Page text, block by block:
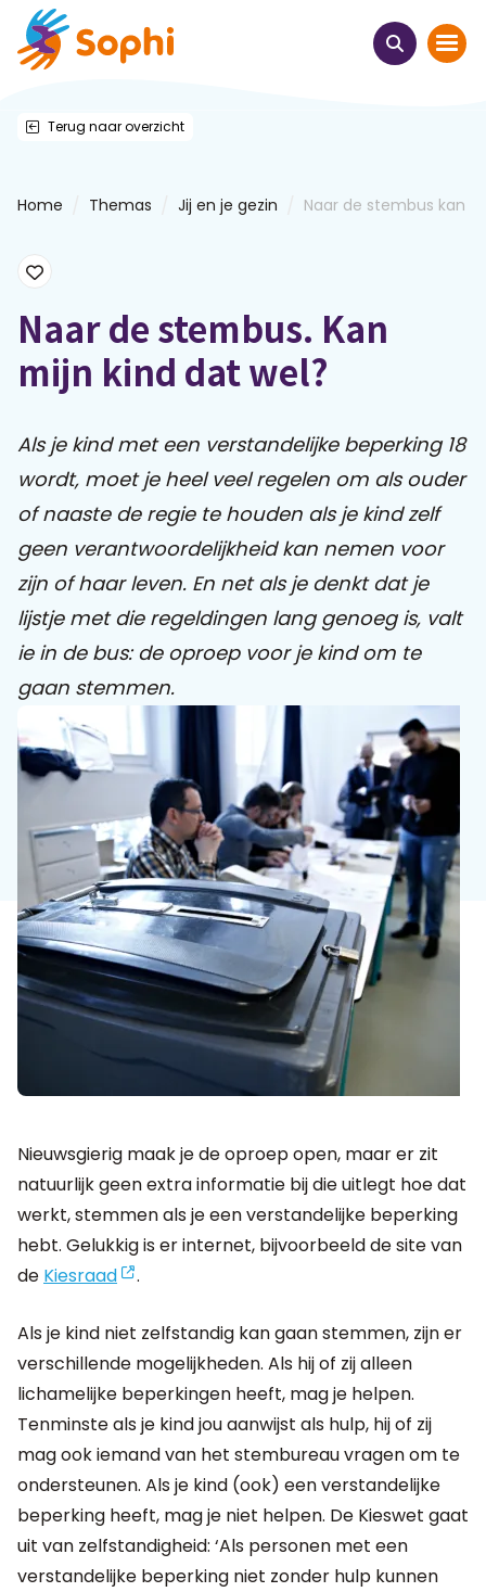
Thema's
Webinars
Themabijeenkomsten
Praat mee
Clientdossier Wiki
Mijn
Sophi
Over
Sophi
Contact
Terug naar overzicht
Home Themas Jij en je gezin Naar de stembus kan
Naar de stembus. Kan
mijn kind dat wel?
Als je kind met een verstandelijke beperking 18
wordt, moet je heel veel regelen om als ouder
of naaste de regie te houden als je kind zelf
geen verantwoordelijkheid kan nemen voor
zijn of haar leven. En net als je denkt dat je
lijstje met die regeldingen lang genoeg is, valt
ie in de bus: de oproep voor je kind om te
gaan stemmen.
Nieuwsgierig maak je de oproep open, maar er zit
natuurlijk geen extra informatie bij die uitlegt hoe dat
werkt, stemmen als je een verstandelijke beperking
hebt. Gelukkig is er internet, bijvoorbeeld de site van
de Kiesraad .
Als je kind niet zelfstandig kan gaan stemmen, zijn er
verschillende mogelijkheden. Als hij of zij alleen
lichamelijke beperkingen heeft, mag je helpen.
Tenminste als je kind jou aanwijst als hulp, hij of zij
mag ook iemand van het stembureau vragen om te
ondersteunen. Als je kind (ook) een verstandelijke
beperking heeft, mag je niet helpen. De Kieswet gaat
uit van zelfstandigheid: ‘Als personen met een
verstandelijke beperking niet zonder hulp kunnen